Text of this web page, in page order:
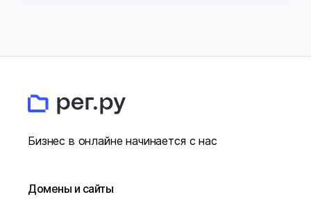
Бизнес в онлайне начинается с нас
Домены и сайты